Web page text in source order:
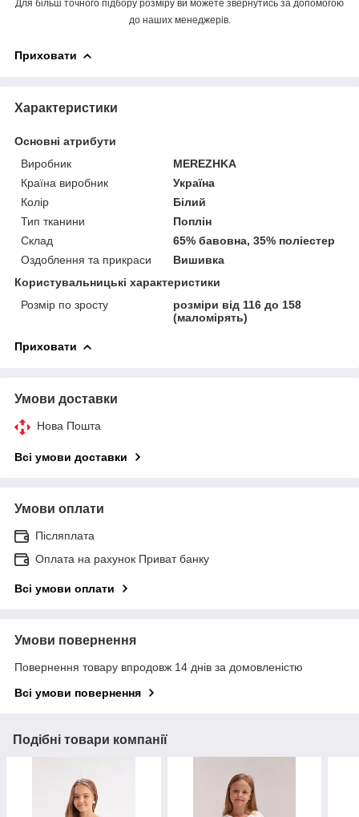
Для більш точного підбору розміру ви можете звернутись за допомогою
до наших менеджерів.
Приховати
Характеристики
Основні атрибути
Виробник
MEREZHKA
Країна виробник
Україна
Колір
Білий
Тип тканини
Поплін
Склад
65% бавовна, 35% поліестер
Оздоблення та прикраси
Вишивка
Користувальницькі характеристики
Розмір по зросту
розміри від 116 до 158
(маломірять)
Приховати
Умови доставки
Нова Пошта
Всі умови доставки
Умови оплати
Післяплата
Оплата на рахунок Приват банку
Всі умови оплати
Умови повернення
Повернення товару впродовж 14 днів за домовленістю
Всі умови повернення
Подібні товари компанії